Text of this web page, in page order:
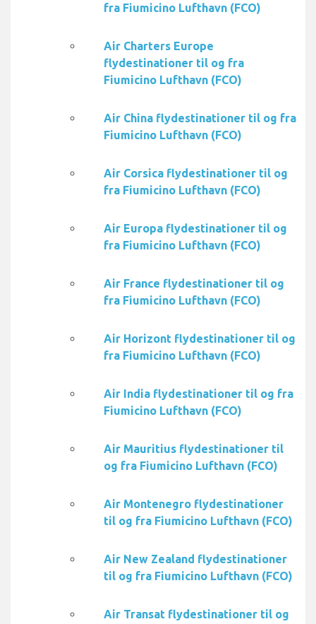
fra Fiumicino Lufthavn (FCO)
Air Charters Europe
flydestinationer til og fra
Fiumicino Lufthavn (FCO)
Air China flydestinationer til og fra
Fiumicino Lufthavn (FCO)
Air Corsica flydestinationer til og
fra Fiumicino Lufthavn (FCO)
Air Europa flydestinationer til og
fra Fiumicino Lufthavn (FCO)
Air France flydestinationer til og
fra Fiumicino Lufthavn (FCO)
Air Horizont flydestinationer til og
fra Fiumicino Lufthavn (FCO)
Air India flydestinationer til og fra
Fiumicino Lufthavn (FCO)
Air Mauritius flydestinationer til
og fra Fiumicino Lufthavn (FCO)
Air Montenegro flydestinationer
til og fra Fiumicino Lufthavn (FCO)
Air New Zealand flydestinationer
til og fra Fiumicino Lufthavn (FCO)
Air Transat flydestinationer til og